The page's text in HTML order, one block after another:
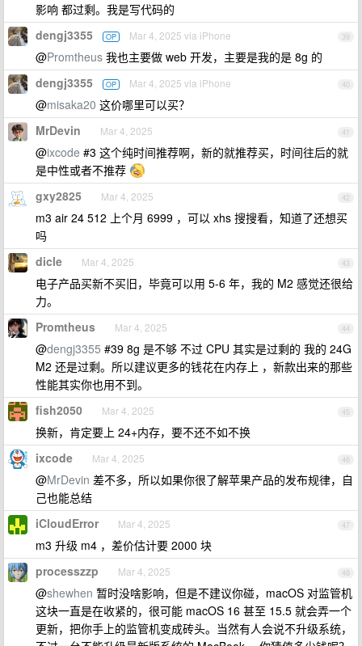
影响 都过剩。我是写代码的
39
dengj3355 OP Mar 4, 2025 via iPhone
@Promtheus 我也主要做 web 开发，主要是我的是 8g 的
40
dengj3355 OP Mar 4, 2025 via iPhone
@misaka20 这价哪里可以买？
41
MrDevin Mar 4, 2025
@ixcode #3 这个纯时间推荐啊，新的就推荐买，时间往后的就
是中性或者不推荐
42
gxy2825 Mar 4, 2025
m3 air 24 512 上个月 6999 ，可以 xhs 搜搜看，知道了还想买
吗
43
dicle Mar 4, 2025
电子产品买新不买旧，毕竟可以用 5-6 年，我的 M2 感觉还很给
力。
44
Promtheus Mar 4, 2025
@dengj3355 #39 8g 是不够 不过 CPU 其实是过剩的 我的 24G
M2 还是过剩。所以建议更多的钱花在内存上 ，新款出来的那些
性能其实你也用不到。
45
fish2050 Mar 4, 2025
换新，肯定要上 24+内存，要不还不如不换
46
ixcode Mar 4, 2025
@MrDevin 差不多，所以如果你很了解苹果产品的发布规律，自
己也能总结
47
iCloudError Mar 4, 2025
m3 升级 m4 ，差价估计要 2000 块
48
processzzp Mar 4, 2025
@shewhen 暂时没啥影响，但是不建议你碰，macOS 对监管机
这块一直是在收紧的，很可能 macOS 16 甚至 15.5 就会弄一个
更新，把你手上的监管机变成砖头。当然有人会说不升级系统，